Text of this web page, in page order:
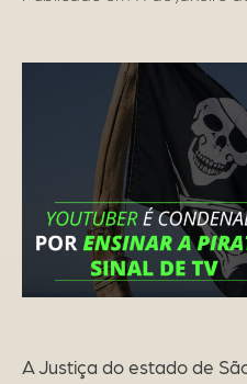
A Justiça do estado de